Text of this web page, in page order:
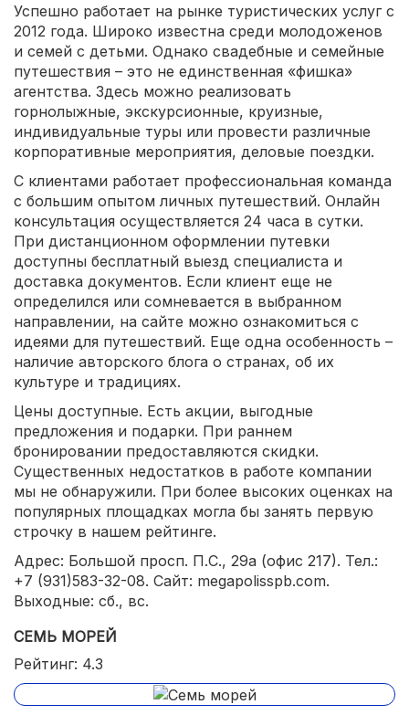
Успешно работает на рынке туристических услуг с
2012 года. Широко известна среди молодоженов
и семей с детьми. Однако свадебные и семейные
путешествия – это не единственная «фишка»
агентства. Здесь можно реализовать
горнолыжные, экскурсионные, круизные,
индивидуальные туры или провести различные
корпоративные мероприятия, деловые поездки.
С клиентами работает профессиональная команда
с большим опытом личных путешествий. Онлайн
консультация осуществляется 24 часа в сутки.
При дистанционном оформлении путевки
доступны бесплатный выезд специалиста и
доставка документов. Если клиент еще не
определился или сомневается в выбранном
направлении, на сайте можно ознакомиться с
идеями для путешествий. Еще одна особенность –
наличие авторского блога о странах, об их
культуре и традициях.
Цены доступные. Есть акции, выгодные
предложения и подарки. При раннем
бронировании предоставляются скидки.
Существенных недостатков в работе компании
мы не обнаружили. При более высоких оценках на
популярных площадках могла бы занять первую
строчку в нашем рейтинге.
Адрес: Большой просп. П.С., 29а (офис 217). Тел.:
+7 (931)583-32-08. Сайт: megapolisspb.com.
Выходные: сб., вс.
СЕМЬ МОРЕЙ
Рейтинг: 4.3